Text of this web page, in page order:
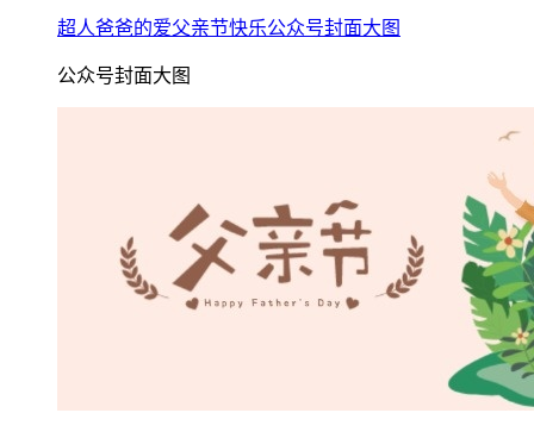
超人爸爸的爱父亲节快乐公众号封面大图
公众号封面大图